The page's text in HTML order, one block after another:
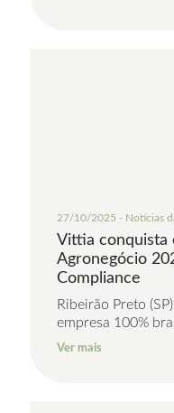
27/10/2025 - Notícias
Vittia conquista
Agronegócio
Compliance
Ribeirão Preto
empresa 100%
Ver mais